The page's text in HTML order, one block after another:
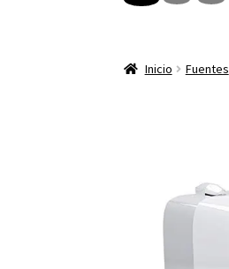
Inicio Fuentes